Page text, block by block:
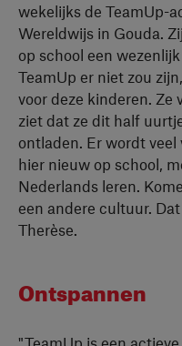
wekelijks de TeamUp-
Wereldwijs in Gouda.
op school een
TeamUp er niet zou
voor deze kinderen. Ze
ziet dat ze dit half
ontladen. Er wordt veel
hier nieuw op school,
Nederlands leren.
een andere cultuur.
Therèse.
Ontspannen
"TeamUp is een